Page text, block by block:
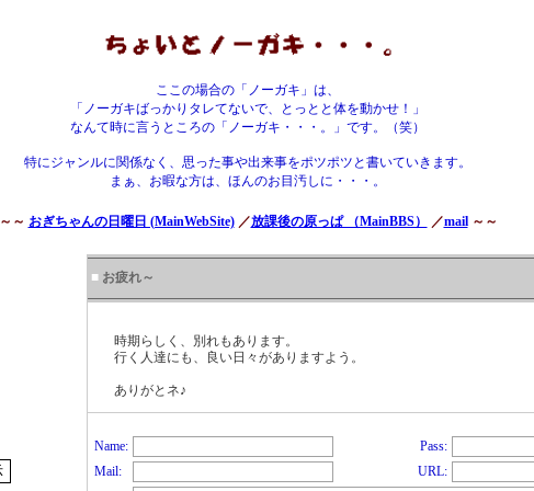
ここの場合の「ノーガキ」は、
「ノーガキばっかりタレてないで、とっとと体を動かせ！」
なんて時に言うところの「ノーガキ・・・。」です。（笑）
特にジャンルに関係なく、思った事や出来事をポツポツと書いていきます。
まぁ、お暇な方は、ほんのお目汚しに・・・。
～～ おぎちゃんの日曜日 (MainWebSite)／放課後の原っぱ （MainBBS） ／mail～～
■ お疲れ～
時期らしく、別れもあります。
行く人達にも、良い日々がありますよう。
ありがとネ♪
Name:
Pass:
Mail:
URL: